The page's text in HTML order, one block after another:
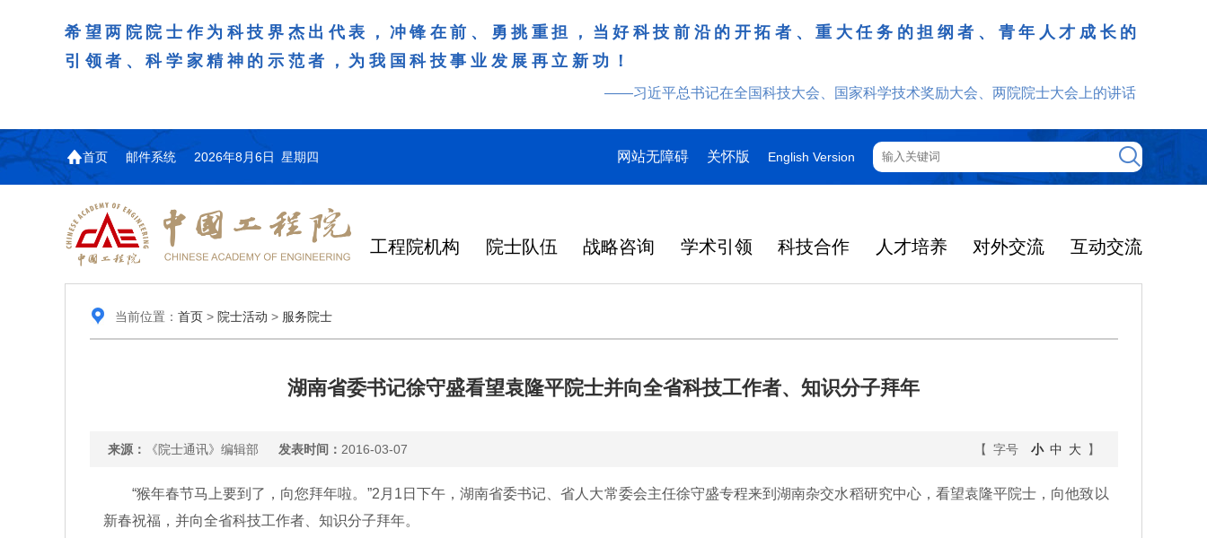
希望两院院士作为科技界杰出代表，冲锋在前、勇挑重担，当好科技前沿的开拓者、重大任务的担纲者、青年人才成长的
引领者、科学家精神的示范者，为我国科技事业发展再立新功！
——习近平总书记在全国科技大会、国家科学技术奖励大会、两院院士大会上的讲话
首页 邮件系统 2026年8月6日 星期四 网站无障碍 关怀版 English Version
工程院机构 院士队伍 战略咨询 学术引领 科技合作 人才培养 对外交流 互动交流
当前位置： 首页> 院士活动 > 服务院士
湖南省委书记徐守盛看望袁隆平院士并向全省科技工作者、知识分子拜年
来源： 《院士通讯》编辑部 发表时间： 2016-03-07 【 字号 小 中 大】
“猴年春节马上要到了，向您拜年啦。”2月1日下午，湖南省委书记、省人大常委会主任徐守盛专程来到湖南杂交水稻研究中心，看望袁隆平院士，向他致以
新春祝福，并向全省科技工作者、知识分子拜年。